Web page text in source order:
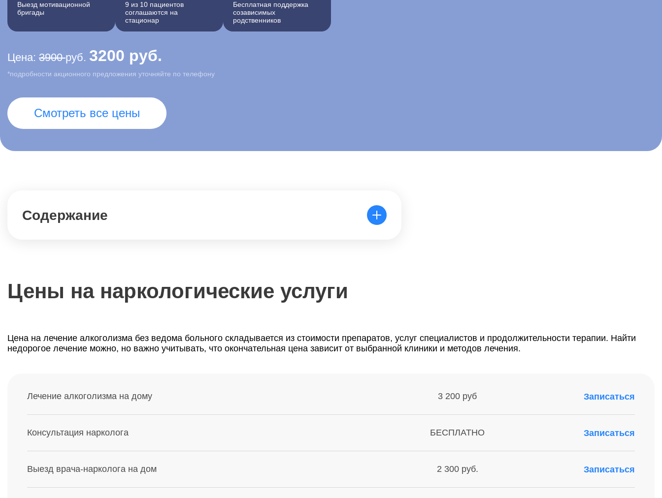
Выезд мотивационной
бригады
9 из 10 пациентов
соглашаются на
стационар
Бесплатная поддержка
созависимых
родственников
Цена: 3900руб. 3200 руб.
*подробности акционного предложения уточняйте по телефону
Смотреть все цены
Содержание
Цены на наркологические услуги
Цена на лечение алкоголизма без ведома больного складывается из стоимости препаратов, услуг специалистов и продолжительности терапии. Найти
недорогое лечение можно, но важно учитывать, что окончательная цена зависит от выбранной клиники и методов лечения.
Лечение алкоголизма на дому 3 200 руб Записаться
Консультация нарколога БЕСПЛАТНО Записаться
Выезд врача-нарколога на дом 2 300 руб. Записаться